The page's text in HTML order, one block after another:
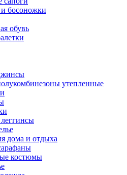
босоножки
обувь
утепленные
дома и отдыха
костюмы